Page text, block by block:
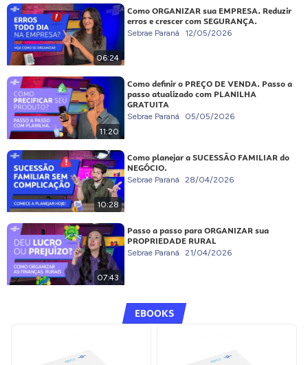
06:24
Como ORGANIZAR sua EMPRESA. Reduzir
erros e crescer com SEGURANÇA.
Sebrae Paraná 12/05/2026
11:20
Como definir o PREÇO DE VENDA. Passo a
passo atualizado com PLANILHA
GRATUITA
Sebrae Paraná 05/05/2026
10:28
Como planejar a SUCESSÃO FAMILIAR do
NEGÓCIO.
Sebrae Paraná 28/04/2026
07:43
Passo a passo para ORGANIZAR sua
PROPRIEDADE RURAL
Sebrae Paraná 21/04/2026
EBOOKS